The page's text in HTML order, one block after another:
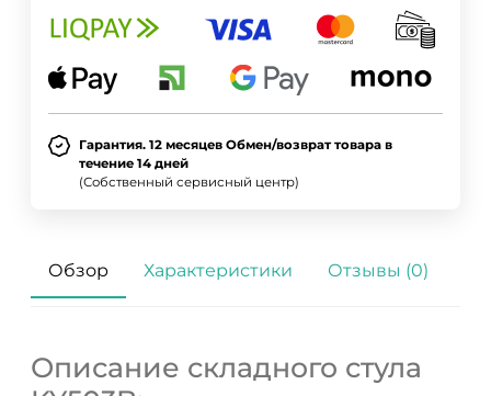
Гарантия. 12 месяцев Обмен/возврат товара в
течение 14 дней
(Собственный сервисный центр)
Обзор Характеристики Отзывы (0)
Описание складного стула